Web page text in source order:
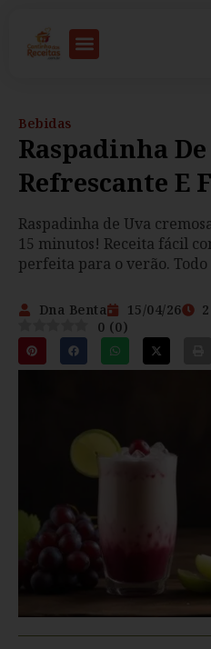
Bebidas
Raspadinha
Refrescante E
Raspadinha de Uva
15 minutos! Receita fácil
perfeita para o verão.
Dna Benta 15/04/26
0 (0)